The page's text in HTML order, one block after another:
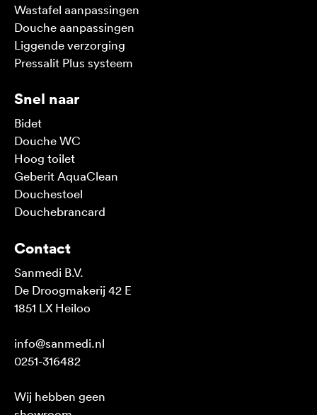
Wastafel aanpassingen
Douche aanpassingen
Liggende verzorging
Pressalit Plus systeem
Snel naar
Bidet
Douche WC
Hoog toilet
Geberit AquaClean
Douchestoel
Douchebrancard
Contact
Sanmedi B.V.
De Droogmakerij 42 E
1851 LX Heiloo
info@sanmedi.nl
0251-316482
Wij hebben geen